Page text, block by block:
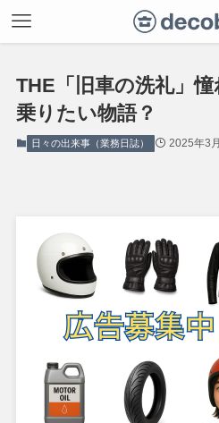
THE「旧車の洗礼」
乗りたい物語？
日々の出来事（業務日誌） 2025年3